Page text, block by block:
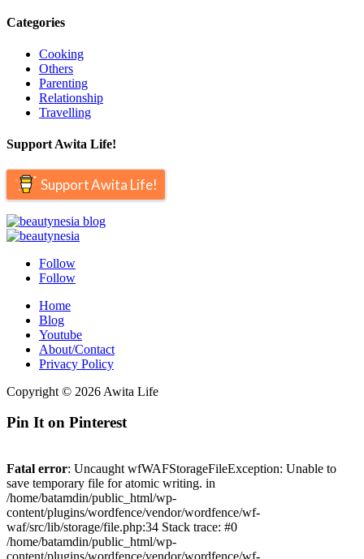
Categories
Cooking
Others
Parenting
Relationship
Travelling
Support Awita Life!
Support Awita Life!
Follow
Follow
Home
Blog
Youtube
About/Contact
Privacy Policy
Copyright © 2026 Awita Life
Pin It on Pinterest
Fatal error: Uncaught wfWAFStorageFileException: Unable to
save temporary file for atomic writing. in
/home/batamdin/public_html/wp-
content/plugins/wordfence/vendor/wordfence/wf-
waf/src/lib/storage/file.php:34 Stack trace: #0
/home/batamdin/public_html/wp-
content/plugins/wordfence/vendor/wordfence/wf-